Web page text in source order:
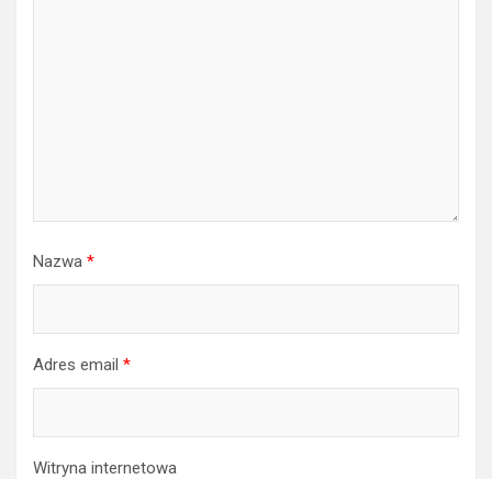
Nazwa *
Adres email *
Witryna internetowa